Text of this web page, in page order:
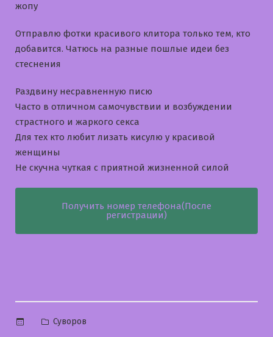
жопу
Отправлю фотки красивого клитора только тем, кто
добавится. Чатюсь на разные пошлые идеи без
стеснения
Раздвину несравненную писю
Часто в отличном самочувствии и возбуждении
страстного и жаркого секса
Для тех кто любит лизать кисулю у красивой
женщины
Не скучна чуткая с приятной жизненной силой
Получить номер телефона(После
регистрации)
Опубликовано
Суворов